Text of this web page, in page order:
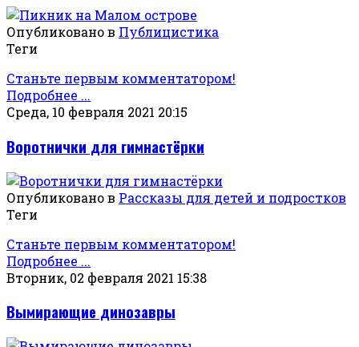
Опубликовано в Публицистика
Теги
Станьте первым комментатором!
Подробнее ...
Среда, 10 февраля 2021 20:15
Воротнички для гимнастёрки
Опубликовано в Рассказы для детей и подростков
Теги
Станьте первым комментатором!
Подробнее ...
Вторник, 02 февраля 2021 15:38
Вымирающие динозавры